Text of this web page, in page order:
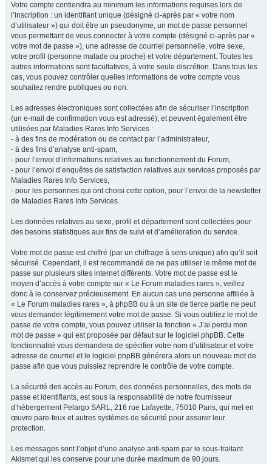
Votre compte contiendra au minimum les informations requises lors de
l’inscription : un identifiant unique (désigné ci-après par « votre nom
d’utilisateur ») qui doit être un pseudonyme, un mot de passe personnel
vous permettant de vous connecter à votre compte (désigné ci-après par «
votre mot de passe »), une adresse de courriel personnelle, votre sexe,
votre profil (personne malade ou proche) et votre département. Toutes les
autres informations sont facultatives, à votre seule discrétion. Dans tous les
cas, vous pouvez contrôler quelles informations de votre compte vous
souhaitez rendre publiques ou non.
Les adresses électroniques sont collectées afin de sécuriser l’inscription
(un e-mail de confirmation vous est adressé), et peuvent également être
utilisées par Maladies Rares Info Services :
- à des fins de modération ou de contact par l’administrateur,
- à des fins d’analyse anti-spam,
- pour l’envoi d’informations relatives au fonctionnement du Forum,
- pour l’envoi d’enquêtes de satisfaction relatives aux services proposés par
Maladies Rares Info Services,
- pour les personnes qui ont choisi cette option, pour l’envoi de la newsletter
de Maladies Rares Info Services.
Les données relatives au sexe, profil et département sont collectées pour
des besoins statistiques aux fins de suivi et d’amélioration du service.
Votre mot de passe est chiffré (par un chiffrage à sens unique) afin qu’il soit
sécurisé. Cependant, il est recommandé de ne pas utiliser le même mot de
passe sur plusieurs sites internet différents. Votre mot de passe est le
moyen d’accès à votre compte sur « Le Forum maladies rares », veillez
donc à le conservez précieusement. En aucun cas une personne affiliée à
« Le Forum maladies rares », à phpBB ou à un site de tierce partie ne peut
vous demander légitimement votre mot de passe. Si vous oubliez le mot de
passe de votre compte, vous pouvez utiliser la fonction « J’ai perdu mon
mot de passe » qui est proposée par défaut sur le logiciel phpBB. Cette
fonctionnalité vous demandera de spécifier votre nom d’utilisateur et votre
adresse de courriel et le logiciel phpBB générera alors un nouveau mot de
passe afin que vous puissiez reprendre le contrôle de votre compte.
La sécurité des accès au Forum, des données personnelles, des mots de
passe et identifiants, est sous la responsabilité de notre fournisseur
d’hébergement Pelargo SARL, 216 rue Lafayette, 75010 Paris, qui met en
œuvre pare-feux et autres systèmes de sécurité pour assurer leur
protection.
Les messages sont l’objet d’une analyse anti-spam par le sous-traitant
Akismet qui les conserve pour une durée maximum de 90 jours.